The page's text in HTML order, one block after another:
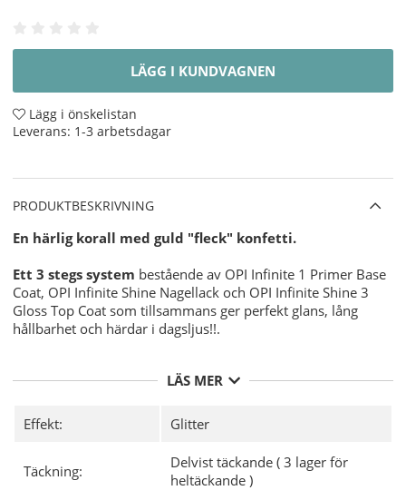
LÄGG I KUNDVAGNEN
Lägg i önskelistan
Leverans: 1-3 arbetsdagar
PRODUKTBESKRIVNING
En härlig korall med guld "fleck" konfetti.
Ett 3 stegs system bestående av OPI Infinite 1 Primer Base
Coat, OPI Infinite Shine Nagellack och OPI Infinite Shine 3
Gloss Top Coat som tillsammans ger perfekt glans, lång
hållbarhet och härdar i dagsljus!!.
Förbered din nagel för OPI Infinite Shine Nagellacken
grundlig desinficering av din nagelplatta före
Applicera sedan 1 lager av OPI Infinite Shine 1
Primer Base Coat
och Låt torka.
Där efter applicerar du 2 tunna lager av valfri färg från
LÄS MER
Effekt: Glitter
Täckning:
Delvist täckande ( 3 lager för
heltäckande )